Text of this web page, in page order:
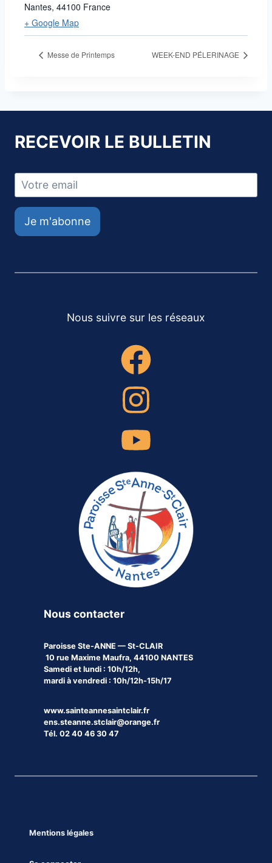
Nantes, 44100 France
+ Google Map
Messe de Printemps WEEK-END PÉLERINAGE
RECEVOIR LE BULLETIN
Je m'abonne
Nous suivre sur les réseaux
Nous contacter
Paroisse Ste-ANNE — St-CLAIR
10 rue Maxime Maufra, 44100 NANTES
Samedi et lundi : 10h/12h,
mardi à vendredi : 10h/12h-15h/17
www.sainteannesaintclair.fr
ens.steanne.stclair@orange.fr
Tél. 02 40 46 30 47
Mentions légales